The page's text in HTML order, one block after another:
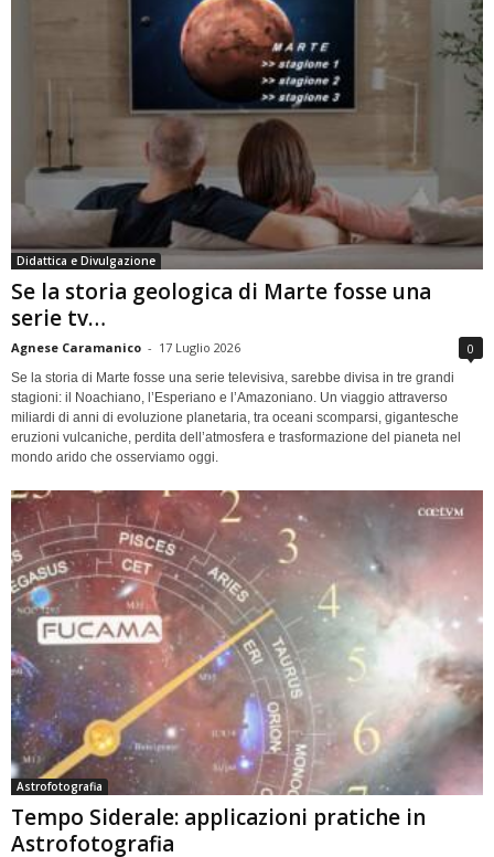
Didattica e Divulgazione
Se la storia geologica di Marte fosse una
serie tv…
Agnese Caramanico - 17 Luglio 2026 0
Se la storia di Marte fosse una serie televisiva, sarebbe divisa in tre grandi
stagioni: il Noachiano, l’Esperiano e l’Amazoniano. Un viaggio attraverso
miliardi di anni di evoluzione planetaria, tra oceani scomparsi, gigantesche
eruzioni vulcaniche, perdita dell’atmosfera e trasformazione del pianeta nel
mondo arido che osserviamo oggi.
Astrofotografia
Tempo Siderale: applicazioni pratiche in
Astrofotografia